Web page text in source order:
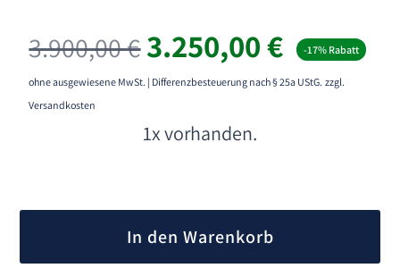
3.900,00€Ursprünglicher
Preis
war:
3.250,00€Aktueller
Preis
ist:
-17% Rabatt
ohne ausgewiesene MwSt. | Differenzbesteuerung nach § 25a UStG. zzgl.
Versandkosten
1x vorhanden.
In den Warenkorb